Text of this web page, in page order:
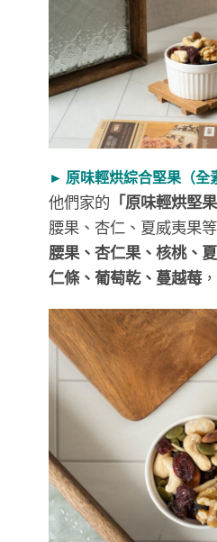
► 原味輕烘綜合堅果（全
他們家的 「原味輕烘堅
腰果、杏仁、夏威夷果
腰果、杏仁果、核桃、
仁條、葡萄乾、蔓越莓